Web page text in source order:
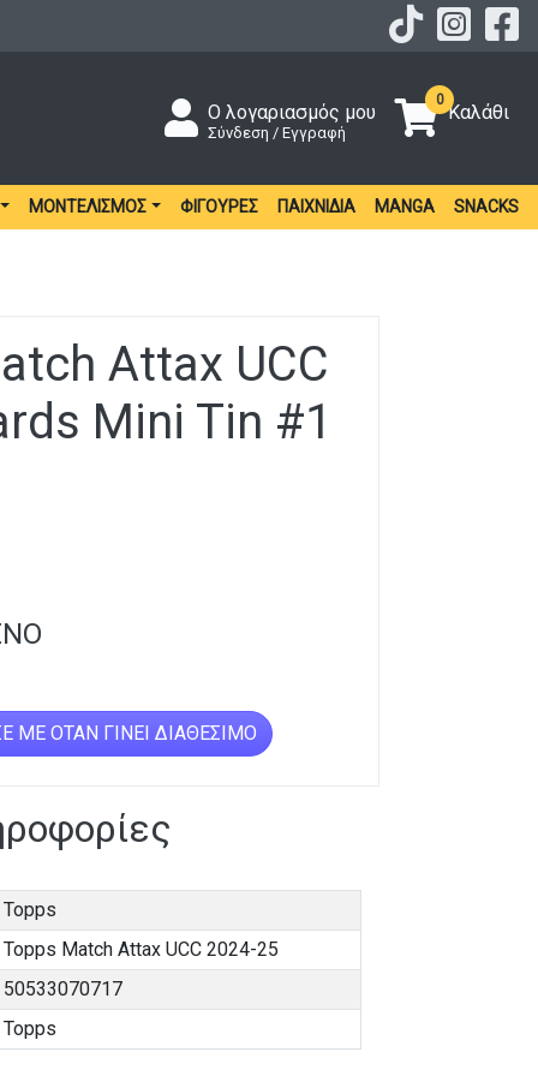
Ο λογαριασμός μου
Σύνδεση / Εγγραφή
0
Καλάθι
ΜΟΝΤΕΛΙΣΜΌΣ ΦΙΓΟΎΡΕΣ ΠΑΙΧΝΊΔΙΑ MANGA SNACKS
Attax UCC
Mini Tin #1
ΜΕ ΌΤΑΝ ΓΊΝΕΙ ΔΙΑΘΈΣΙΜΟ
Topps
Topps Match Attax UCC 2024-25
50533070717
Topps